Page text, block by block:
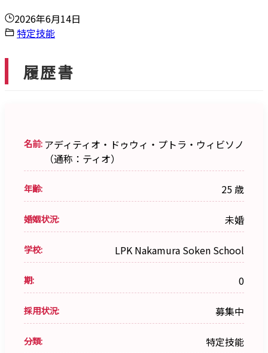
2026年6月14日
特定技能
履歴書
名前:アディティオ・ドゥウィ・プトラ・ウィビソノ
（通称：ティオ）
年齢: 25 歳
婚姻状況: 未婚
学校: LPK Nakamura Soken School
期: 0
採用状況: 募集中
分類: 特定技能